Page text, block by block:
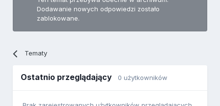
Dodawanie nowych odpowiedzi zostało
zablokowane.
Tematy
Ostatnio przeglądający 0 użytkowników